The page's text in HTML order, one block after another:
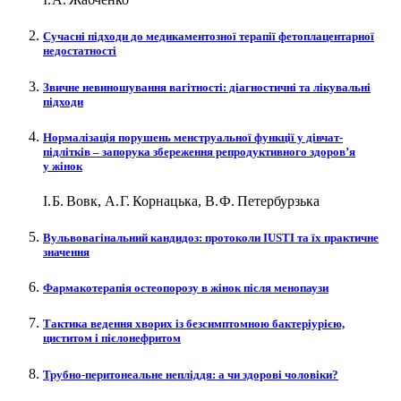
Сучасні підходи до медикаментозної терапії фетоплацентарної
недостатності
Звичне невиношування вагітності: діагностичні та лікувальні
підходи
Нормалізація порушень менструальної функції у дівчат-
підлітків – ​запорука збереження репродуктивного здоров’я
у жінок
І. Б. Вовк, А. Г. Корнацька, В. Ф. Петербурзька
Вульвовагінальний кандидоз: протоколи IUSTI та їх практичне
значення
Фармакотерапія остеопорозу в жінок після менопаузи
Тактика ведення хворих із безсимптомною бактеріурією,
циститом і пієлонефритом
Трубно-перитонеальне непліддя: а чи здорові чоловіки?